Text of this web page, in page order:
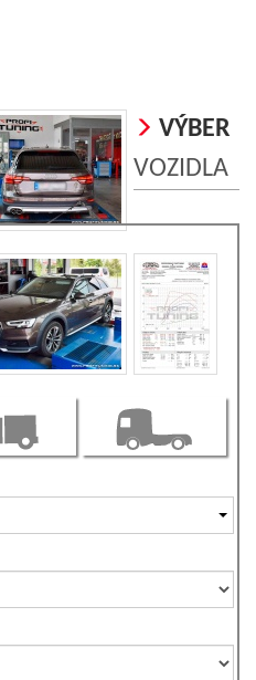
VÝBER
VOZIDLA